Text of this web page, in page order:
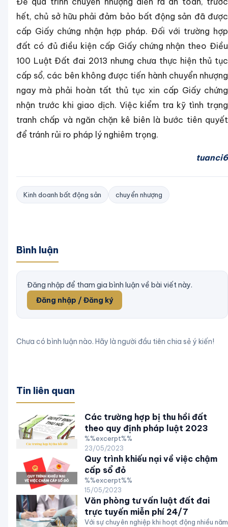
hết, chủ sở hữu phải đảm bảo bất động sản đã được
cấp Giấy chứng nhận hợp pháp. Đối với trường hợp
đất có đủ điều kiện cấp Giấy chứng nhận theo Điều
100 Luật Đất đai 2013 nhưng chưa thực hiện thủ tục
cấp sổ, các bên không được tiến hành chuyển nhượng
ngay mà phải hoàn tất thủ tục xin cấp Giấy chứng
nhận trước khi giao dịch. Việc kiểm tra kỹ tình trạng
tranh chấp và ngăn chặn kê biên là bước tiên quyết
để tránh rủi ro pháp lý nghiêm trọng.
tuanci6
Kinh doanh bất động sản chuyển nhượng
Bình luận
Đăng nhập để tham gia bình luận về bài viết này.
Đăng nhập / Đăng ký
Chưa có bình luận nào. Hãy là người đầu tiên chia sẻ ý kiến!
Tin liên quan
Các trường hợp bị thu hồi đất
theo quy định pháp luật 2023
%%excerpt%%
23/05/2023
Quy trình khiếu nại về việc chậm
cấp sổ đỏ
%%excerpt%%
15/05/2023
Văn phòng tư vấn luật đất đai
trực tuyến miễn phí 24/7
Với sự chuyên nghiệp khi hoạt động nhiều năm